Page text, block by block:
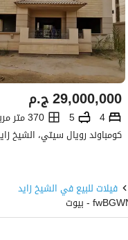
ج.م29,000,000
4
5 370 متر مربع
فيلات للبيع في الشيخ زايد